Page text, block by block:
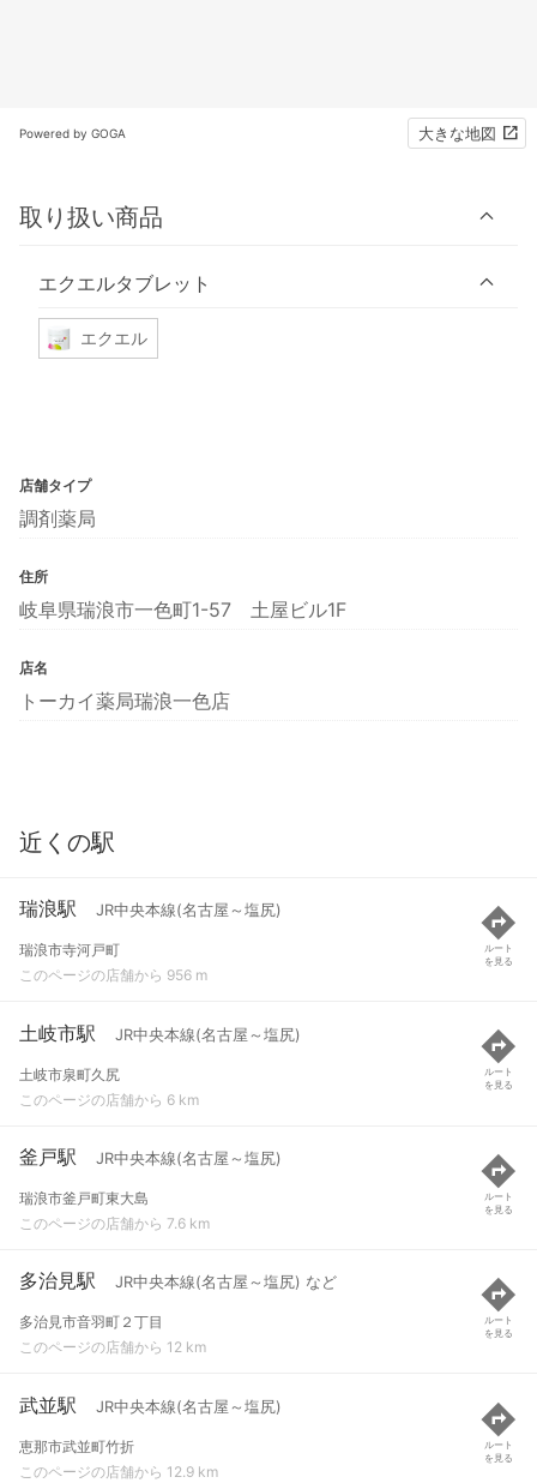
Powered by GOGA 大きな地図
取り扱い商品
エクエルタブレット
エクエル
店舗タイプ
調剤薬局
住所
岐阜県瑞浪市一色町1-57 土屋ビル1F
店名
トーカイ薬局瑞浪一色店
近くの駅
瑞浪駅 JR中央本線(名古屋～塩尻)
瑞浪市寺河戸町
このページの店舗から 956 m
ルート
を見る
土岐市駅 JR中央本線(名古屋～塩尻)
土岐市泉町久尻
このページの店舗から 6 km
ルート
を見る
釜戸駅 JR中央本線(名古屋～塩尻)
瑞浪市釜戸町東大島
このページの店舗から 7.6 km
ルート
を見る
多治見駅 JR中央本線(名古屋～塩尻) など
多治見市音羽町２丁目
このページの店舗から 12 km
ルート
を見る
武並駅 JR中央本線(名古屋～塩尻)
恵那市武並町竹折
このページの店舗から 12.9 km
ルート
を見る